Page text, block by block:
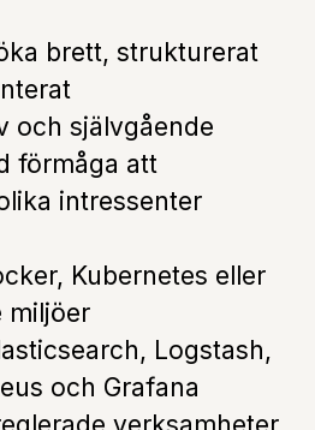
brett, strukturerat
och självgående
förmåga att
intressenter
Kubernetes eller
miljöer
Logstash,
och Grafana